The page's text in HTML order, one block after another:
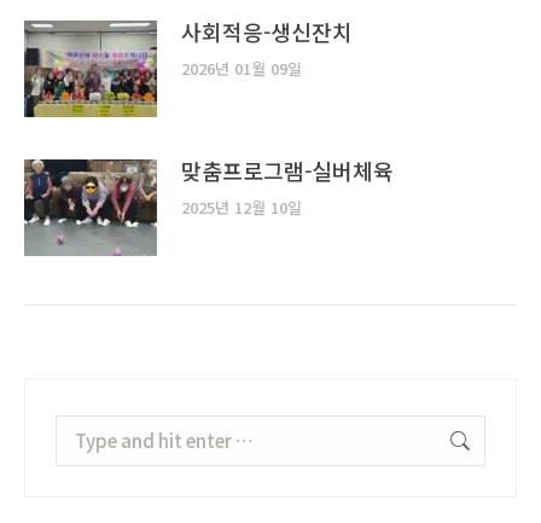
사회적응-생신잔치
2026년 01월 09일
맞춤프로그램-실버체육
2025년 12월 10일
Search: